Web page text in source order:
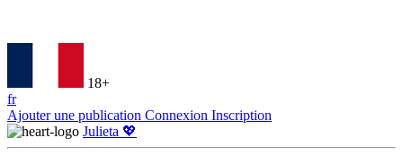
18+
fr
Ajouter une publication Connexion Inscription
Julieta 💖